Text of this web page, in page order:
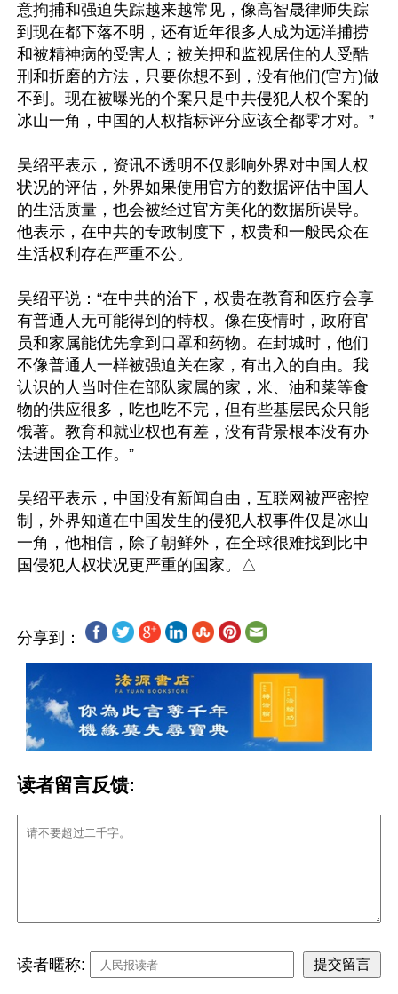
意拘捕和强迫失踪越来越常见，像高智晟律师失踪
到现在都下落不明，还有近年很多人成为远洋捕捞
和被精神病的受害人；被关押和监视居住的人受酷
刑和折磨的方法，只要你想不到，没有他们(官方)做
不到。现在被曝光的个案只是中共侵犯人权个案的
冰山一角，中国的人权指标评分应该全都零才对。”
吴绍平表示，资讯不透明不仅影响外界对中国人权
状况的评估，外界如果使用官方的数据评估中国人
的生活质量，也会被经过官方美化的数据所误导。
他表示，在中共的专政制度下，权贵和一般民众在
生活权利存在严重不公。
吴绍平说：“在中共的治下，权贵在教育和医疗会享
有普通人无可能得到的特权。像在疫情时，政府官
员和家属能优先拿到口罩和药物。在封城时，他们
不像普通人一样被强迫关在家，有出入的自由。我
认识的人当时住在部队家属的家，米、油和菜等食
物的供应很多，吃也吃不完，但有些基层民众只能
饿著。教育和就业权也有差，没有背景根本没有办
法进国企工作。”
吴绍平表示，中国没有新闻自由，互联网被严密控
制，外界知道在中国发生的侵犯人权事件仅是冰山
一角，他相信，除了朝鲜外，在全球很难找到比中
分享到：
读者留言反馈:
读者暱称: